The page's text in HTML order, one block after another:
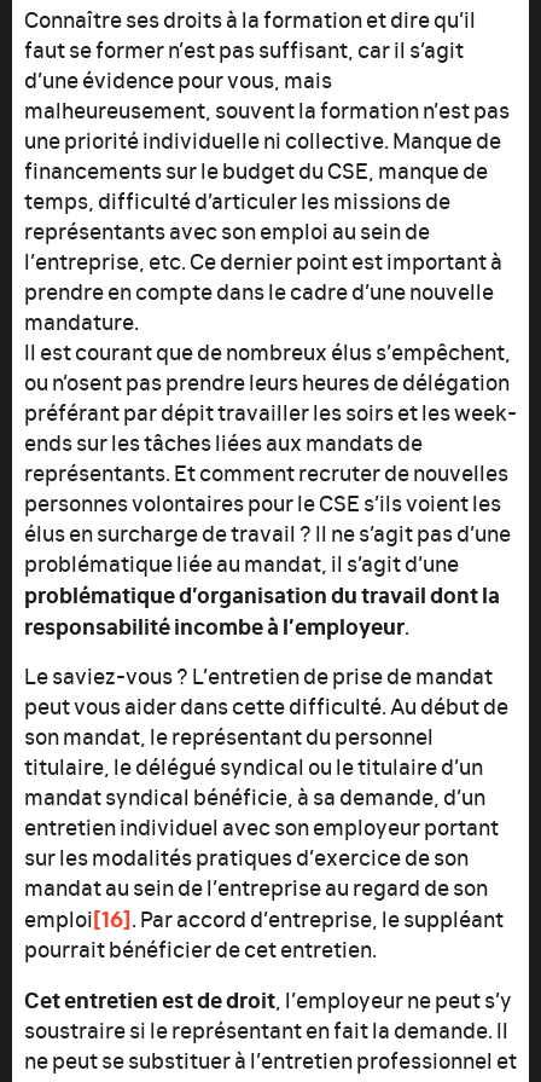
Connaître ses droits à la formation et dire qu’il
faut se former n’est pas suffisant, car il s’agit
d’une évidence pour vous, mais
malheureusement, souvent la formation n’est pas
une priorité individuelle ni collective. Manque de
financements sur le budget du CSE, manque de
temps, difficulté d’articuler les missions de
représentants avec son emploi au sein de
l’entreprise, etc. Ce dernier point est important à
prendre en compte dans le cadre d’une nouvelle
mandature.
Il est courant que de nombreux élus s’empêchent,
ou n’osent pas prendre leurs heures de délégation
préférant par dépit travailler les soirs et les week-
ends sur les tâches liées aux mandats de
représentants. Et comment recruter de nouvelles
personnes volontaires pour le CSE s’ils voient les
élus en surcharge de travail ? Il ne s’agit pas d’une
problématique liée au mandat, il s’agit d’une
problématique d’organisation du travail dont la
responsabilité incombe à l’employeur.
Le saviez-vous ? L’entretien de prise de mandat
peut vous aider dans cette difficulté. Au début de
son mandat, le représentant du personnel
titulaire, le délégué syndical ou le titulaire d’un
mandat syndical bénéficie, à sa demande, d’un
entretien individuel avec son employeur portant
sur les modalités pratiques d’exercice de son
mandat au sein de l’entreprise au regard de son
emploi[16]. Par accord d’entreprise, le suppléant
pourrait bénéficier de cet entretien.
Cet entretien est de droit , l’employeur ne peut s’y
soustraire si le représentant en fait la demande. Il
ne peut se substituer à l’entretien professionnel et